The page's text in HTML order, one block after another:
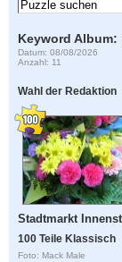
Keyword Album:
Datum: 08/08/2026
Anzahl: 11
Wahl der Redaktion
Stadtmarkt
100 Teile Klassisch
Foto: Mack Male